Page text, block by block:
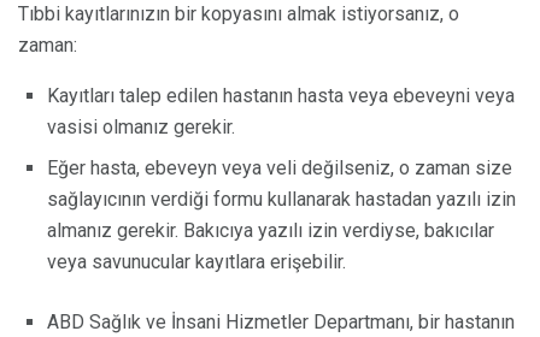
Tıbbi kayıtlarınızın bir kopyasını almak istiyorsanız, o
zaman:
Kayıtları talep edilen hastanın hasta veya ebeveyni veya
vasisi olmanız gerekir.
Eğer hasta, ebeveyn veya veli değilseniz, o zaman size
sağlayıcının verdiği formu kullanarak hastadan yazılı izin
almanız gerekir. Bakıcıya yazılı izin verdiyse, bakıcılar
veya savunucular kayıtlara erişebilir.
ABD Sağlık ve İnsani Hizmetler Departmanı, bir hastanın